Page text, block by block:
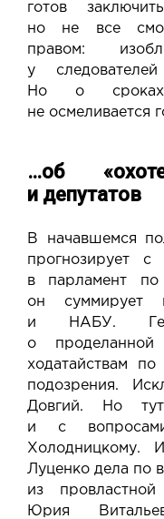
готов
но не все
правом:
у
Но о
не осмеливается
…об
и депутатов
В начавшемся
прогнозирует с
в парламент по
он суммирует
и НАБУ.
о
ходатайствам
подозрения.
Довгий. Но
и с
Холодницкому.
Луценко дела по
из
Юрия